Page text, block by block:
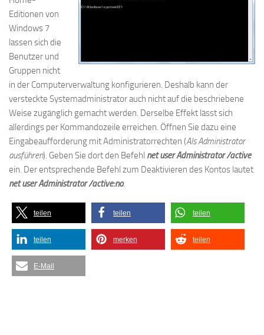
Editionen von
Windows 7
lassen sich die
Benutzer und
Gruppen nicht
in der Computerverwaltung konfigurieren. Deshalb kann der
versteckte Systemadministrator auch nicht auf die beschriebene
Weise zugänglich gemacht werden. Derselbe Effekt lässt sich
allerdings per Kommandozeile erreichen. Öffnen Sie dazu eine
Eingabeaufforderung mit Administratorrechten (Als Administrator
ausführen). Geben Sie dort den Befehl net user Administrator /active
ein. Der entsprechende Befehl zum Deaktivieren des Kontos lautet
net user Administrator /active:no.
teilen teilen teilen
teilen merken teilen
E-Mail